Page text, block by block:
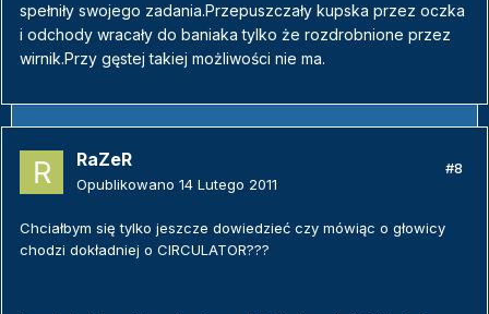
spełniły swojego zadania.Przepuszczały kupska przez oczka
i odchody wracały do baniaka tylko że rozdrobnione przez
wirnik.Przy gęstej takiej możliwości nie ma.
RaZeR
Opublikowano 14 Lutego 2011
#8
Chciałbym się tylko jeszcze dowiedzieć czy mówiąc o głowicy
chodzi dokładniej o CIRCULATOR???